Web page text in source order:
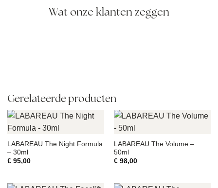
Wat onze klanten zeggen
Gerelateerde producten
LABAREAU The Night Formula
– 30ml
€95,00
LABAREAU The Volume –
50ml
€98,00